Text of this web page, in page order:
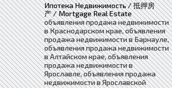
Ипотека Недвижимость / 抵押房
产 / Mortgage Real Estate
объявления продажа недвижимости
в Краснодарском крае, объявления
продажа недвижимости в Барнауле,
объявления продажа недвижимости
в Алтайском крае, объявления
продажа недвижимости в
Ярославле, объявления продажа
недвижимости в Ярославской